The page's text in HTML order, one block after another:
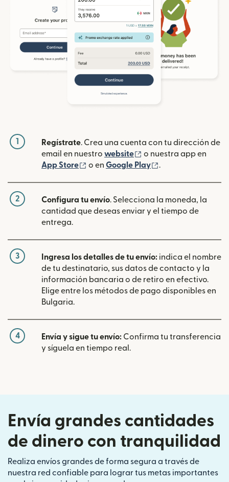
1 Regístrate. Crea una cuenta con tu dirección de
email en nuestro website (se abre en una
o nuestra app en
App Store
(se abre en una ventana nueva)
o en Google Play (se abre en una
.
2 Configura tu envío. Selecciona la moneda, la
cantidad que deseas enviar y el tiempo de
entrega.
3 Ingresa los detalles de tu envío: indica el nombre
de tu destinatario, sus datos de contacto y la
información bancaria o de retiro en efectivo.
Elige entre los métodos de pago disponibles en
Bulgaria.
4 Envía y sigue tu envío: Confirma tu transferencia
y síguela en tiempo real.
Envía grandes cantidades
de dinero con tranquilidad
Realiza envíos grandes de forma segura a través de
nuestra red confiable para lograr tus metas importantes